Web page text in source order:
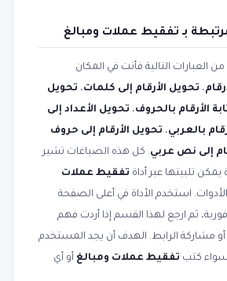
بـ تفقيط عملات ومبالغ
العبارات التالية فأنت في المكان
، تحويل الأرقام إلى كلمات، تحويل
الأرقام بالحروف، تحويل الأعداد إلى
بالعربي، تحويل الأرقام إلى حروف
إلى نص عربي. كل هذه الصياغات تشير
تلبيتها عبر أداة تفقيط عملات
استخدم الأداة في أعلى الصفحة
ثم ارجع لهذا القسم إذا أردت فهم
أو مشاركة الرابط. الهدف أن يجد المستخدم
سواء كتب تفقيط عملات ومبالغ أو أي